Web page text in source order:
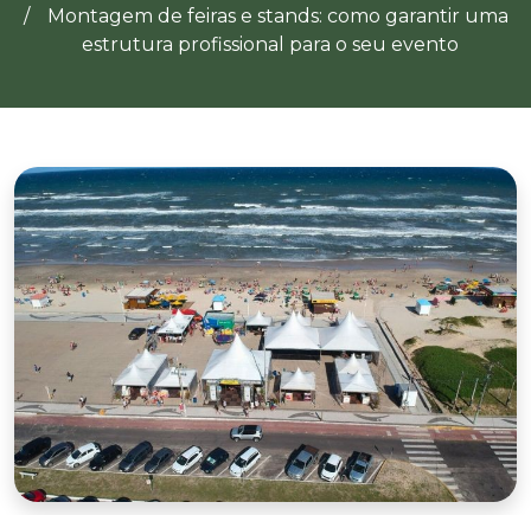
Montagem de feiras e stands: como garantir uma
estrutura profissional para o seu evento